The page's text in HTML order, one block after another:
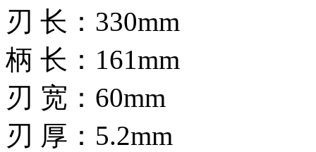
刃 长：330mm
柄 长：161mm
刃 宽：60mm
刃 厚：5.2mm